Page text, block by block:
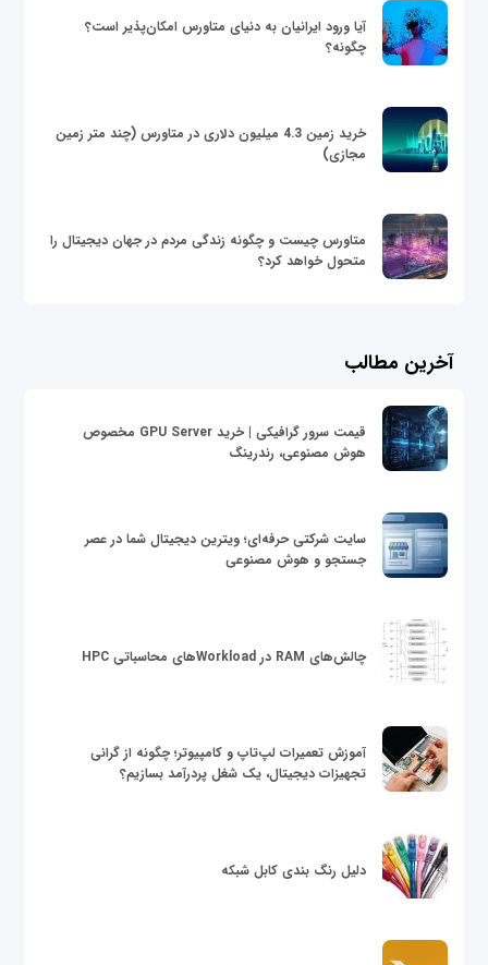
آیا ورود ایرانیان به دنیای متاورس امکان‌پذیر است؟
چگونه؟
خرید زمین 4.3 میلیون دلاری در متاورس (چند متر زمین
مجازی)
متاورس چیست و چگونه زندگی مردم در جهان دیجیتال را
متحول خواهد کرد؟
آخرین مطالب
قیمت سرور گرافیکی | خرید GPU Server مخصوص
هوش مصنوعی، رندرینگ
سایت شرکتی حرفه‌ای؛ ویترین دیجیتال شما در عصر
جستجو و هوش مصنوعی
چالش‌های RAM در Workloadهای محاسباتی HPC
آموزش تعمیرات لپ‌تاپ و کامپیوتر؛ چگونه از گرانی
تجهیزات دیجیتال، یک شغل پردرآمد بسازیم؟
دلیل رنگ بندی کابل شبکه